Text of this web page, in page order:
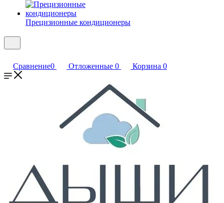
Прецизионные кондиционеры
Сравнение0 Отложенные 0 Корзина 0